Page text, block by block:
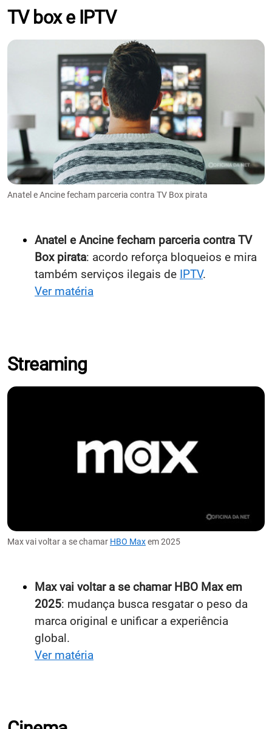
TV box e IPTV
Anatel e Ancine fecham parceria contra TV Box pirata
Anatel e Ancine fecham parceria contra TV
Box pirata: acordo reforça bloqueios e mira
também serviços ilegais de IPTV.
Ver matéria
Streaming
Max vai voltar a se chamar HBO Maxem 2025
Max vai voltar a se chamar HBO Max em
2025: mudança busca resgatar o peso da
marca original e unificar a experiência
global.
Ver matéria